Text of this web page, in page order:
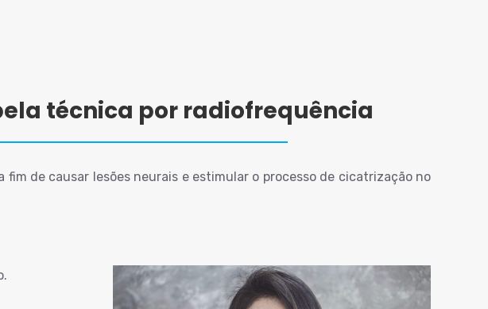
técnica por radiofrequência
de causar lesões neurais e estimular o processo de cicatrização no